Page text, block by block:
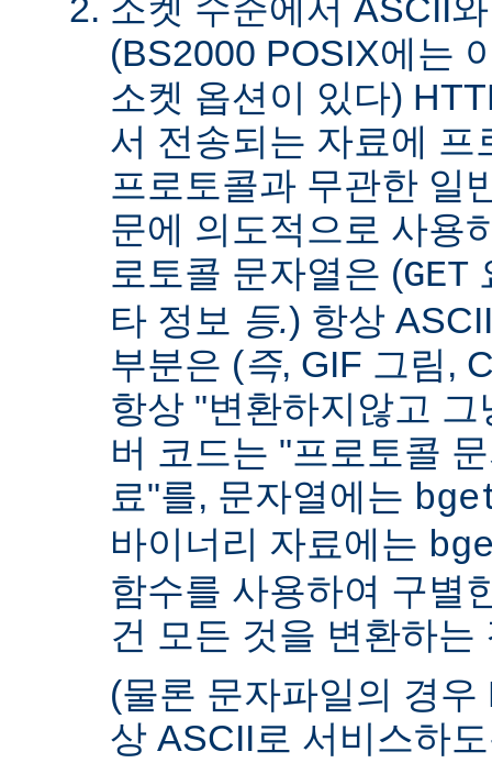
소켓 수준에서 ASCII
(BS2000 POSIX에는
소켓 옵션이 있다)
서 전송되는 자료에
프로토콜과 무관한 일
문에 의도적으로 사용
로토콜 문자열은 (GET
타 정보 등.) 항상
부분은 (즉, GIF 그림,
항상 "변환하지않고
버 코드는 "프로토콜
료"를, 문자열에는
바이너리 자료에는
함수를 사용하여 구별
건 모든 것을 변환하
(물론 문자파일의 경
상 ASCII로 서비스하